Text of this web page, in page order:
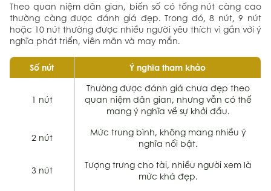
Theo quan niệm dân gian, biển số có tổng nút càng cao
thường càng được đánh giá đẹp. Trong đó, 8 nút, 9 nút
hoặc 10 nút thường được nhiều người yêu thích vì gắn với ý
nghĩa phát triển, viên mãn và may mắn.
Số nút Ý nghĩa tham khảo
1 nút
Thường được đánh giá chưa đẹp theo
quan niệm dân gian, nhưng vẫn có thể
mang ý nghĩa về sự khởi đầu.
2 nút
Mức trung bình, không mang nhiều ý
nghĩa nổi bật.
3 nút
Tượng trưng cho tài, nhiều người xem là
mức khá đẹp.